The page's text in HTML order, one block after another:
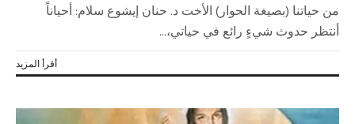
من حياتنا (بصيغة الحوار) الأخت د. حنان إيشوع سلام: أحياناً
أنتظر حدوث شيءٍ رائع في حياتي،...
أقرأ المزيد